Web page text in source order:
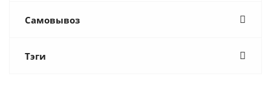
Самовывоз
Тэги